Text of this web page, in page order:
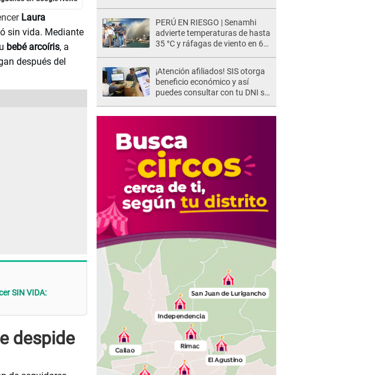
Laura
sin vida. Mediante
bebé arcoíris, a
después del
SIN VIDA:
despide
agarró la mano
PERÚ EN RIESGO | Senamhi
advierte temperaturas de hasta
35 °C y ráfagas de viento en 6
¡Atención afiliados! SIS otorga
beneficio económico y así
puedes consultar con tu DNI si